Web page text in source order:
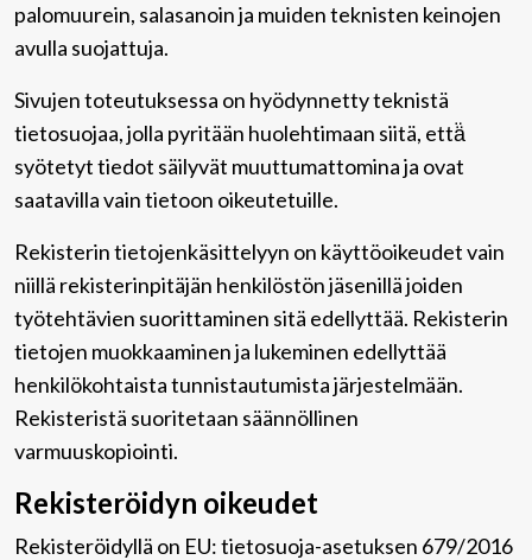
palomuurein, salasanoin ja muiden teknisten keinojen
avulla suojattuja.
Sivujen toteutuksessa on hyödynnetty teknistä
tietosuojaa, jolla pyritään huolehtimaan siitä, että̈
syötetyt tiedot säilyvät muuttumattomina ja ovat
saatavilla vain tietoon oikeutetuille.
Rekisterin tietojenkäsittelyyn on käyttöoikeudet vain
niillä rekisterinpitäjän henkilöstön jäsenillä joiden
työtehtävien suorittaminen sitä edellyttää. Rekisterin
tietojen muokkaaminen ja lukeminen edellyttää
henkilökohtaista tunnistautumista järjestelmään.
Rekisteristä suoritetaan säännöllinen
varmuuskopiointi.
Rekisteröidyn oikeudet
Rekisteröidyllä on EU: tietosuoja-asetuksen 679/2016